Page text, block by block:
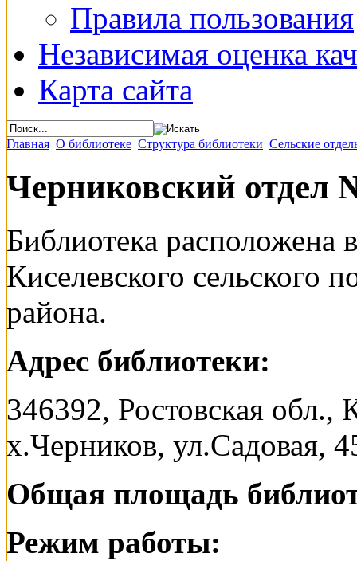
Правила пользования
Независимая оценка
Карта сайта
Главная О библиотеке Структура библиотеки Сельские
Черниковский отдел
Библиотека
Киселевского сельского
района.
Адрес библиотеки:
346392, Ростовская обл.,
х.Черников, ул.Садовая,
Общая площадь
Режим работы: